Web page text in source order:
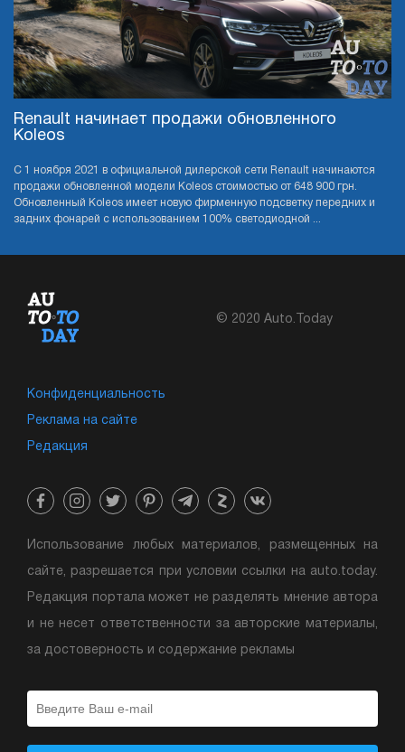
Renault начинает продажи обновленного
Koleos
С 1 ноября 2021 в официальной дилерской сети Renault начинаются
продажи обновленной модели Koleos стоимостью от 648 900 грн.
Обновленный Koleos имеет новую фирменную подсветку передних и
задних фонарей с использованием 100% светодиодной ...
© 2020 Auto.Today
Конфиденциальность
Реклама на сайте
Редакция
Использование любых материалов, размещенных на
сайте, разрешается при условии ссылки на auto.today.
Редакция портала может не разделять мнение автора
и не несет ответственности за авторские материалы,
за достоверность и содержание рекламы